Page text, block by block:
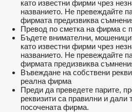
като известни фирми чрез
названието. Не превеждайте
фирмата предизвиква
Превод по сметка на фирма с
Бъдете внимателни,
като известни фирми чрез
названието. Не превеждайте
фирмата предизвиква
Въвеждане на собствени
реална фирма
Преди да преведете парите,
реквизити са правилни и дали
посочената фирма.